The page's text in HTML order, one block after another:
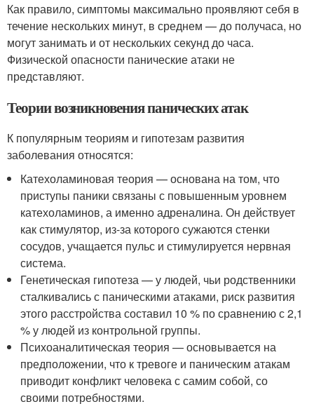
Как правило, симптомы максимально проявляют себя в
течение нескольких минут, в среднем — до получаса, но
могут занимать и от нескольких секунд до часа.
Физической опасности панические атаки не
представляют.
Теории возникновения панических атак
К популярным теориям и гипотезам развития
заболевания относятся:
Катехоламиновая теория — основана на том, что
приступы паники связаны с повышенным уровнем
катехоламинов, а именно адреналина. Он действует
как стимулятор, из-за которого сужаются стенки
сосудов, учащается пульс и стимулируется нервная
система.
Генетическая гипотеза — у людей, чьи родственники
сталкивались с паническими атаками, риск развития
этого расстройства составил 10 % по сравнению с 2,1
% у людей из контрольной группы.
Психоаналитическая теория — основывается на
предположении, что к тревоге и паническим атакам
приводит конфликт человека с самим собой, со
своими потребностями.